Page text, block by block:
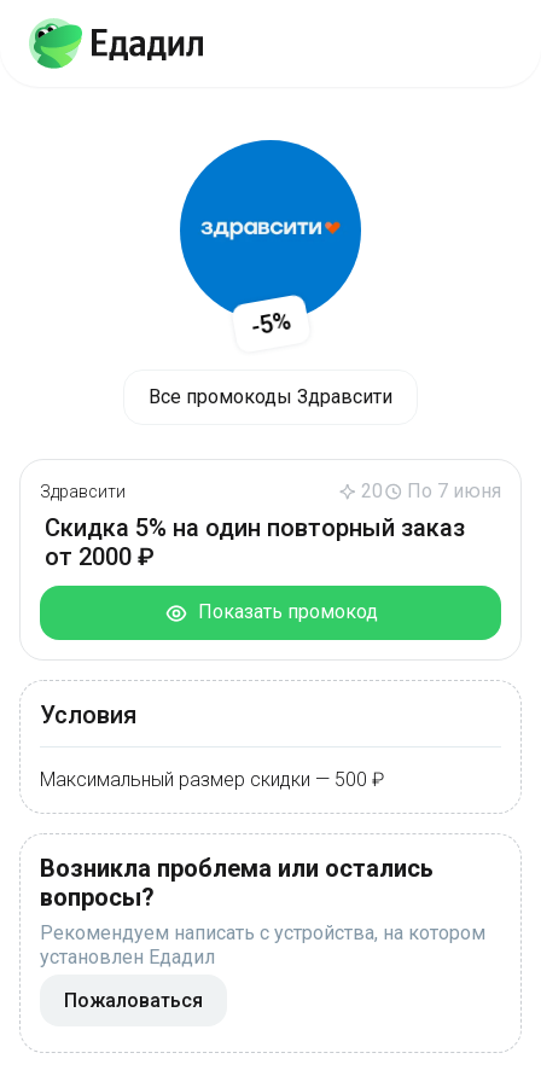
-5%
Все промокоды Здравсити
Здравсити 20 По 7 июня
Скидка 5% на один повторный заказ
от 2000 ₽
Показать промокод
Условия
Максимальный размер скидки — 500 ₽
Возникла проблема или остались
вопросы?
Рекомендуем написать с устройства, на котором
установлен Едадил
Пожаловаться